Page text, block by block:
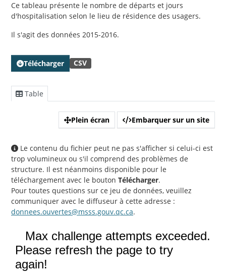
Ce tableau présente le nombre de départs et jours
d'hospitalisation selon le lieu de résidence des usagers.
Il s'agit des données 2015-2016.
Télécharger CSV
Table
Plein écran Embarquer sur un site
Le contenu du fichier peut ne pas s'afficher si celui-ci est
trop volumineux ou s'il comprend des problèmes de
structure. Il est néanmoins disponible pour le
téléchargement avec le bouton Télécharger.
Pour toutes questions sur ce jeu de données, veuillez
communiquer avec le diffuseur à cette adresse :
donnees.ouvertes@msss.gouv.qc.ca.